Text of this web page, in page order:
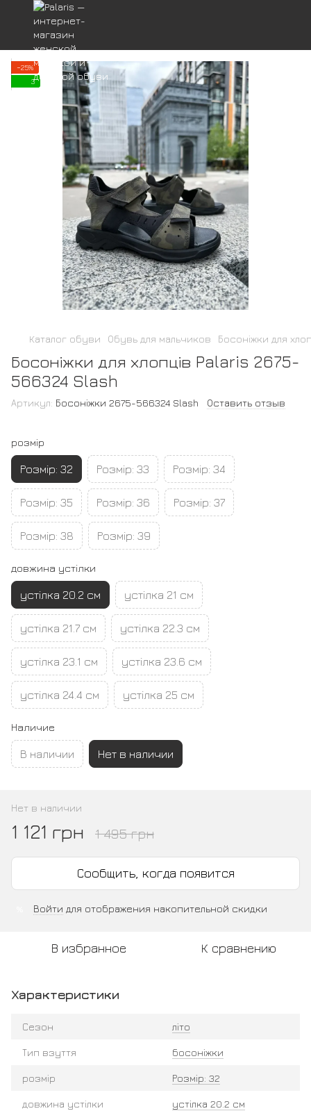
−25%
3
Каталог обуви Обувь для мальчиков Босоніжки для
Босоніжки для хлопців Palaris 2675-
566324 Slash
Артикул: Босоніжки 2675-566324 Slash Оставить отзыв
розмір
Розмір: 32 Розмір: 33 Розмір: 34
Розмір: 35 Розмір: 36 Розмір: 37
Розмір: 38 Розмір: 39
довжина устілки
устілка 20.2 см устілка 21 см
устілка 21.7 см устілка 22.3 см
устілка 23.1 см устілка 23.6 см
устілка 24.4 см устілка 25 см
Наличие
В наличии Нет в наличии
Нет в наличии
1 121 грн 1 495 грн
Сообщить, когда появится
Войти для отображения накопительной скидки
В избранное К сравнению
Характеристики
Сезон літо
Тип взуття босоніжки
розмір Розмір: 32
довжина устілки устілка 20.2 см